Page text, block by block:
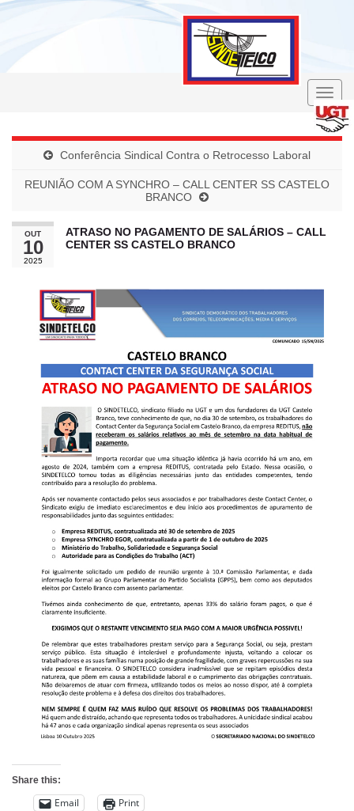
Toggle
Conferência Sindical Contra o Retrocesso Laboral
REUNIÃO COM A SYNCHRO – CALL CENTER SS CASTELO
BRANCO
OUT
10
2025
ATRASO NO PAGAMENTO DE SALÁRIOS – CALL
CENTER SS CASTELO BRANCO
Share this:
Email Print